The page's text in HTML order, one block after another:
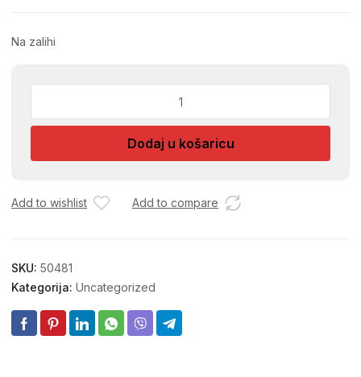
Na zalihi
RUCNE
2980
količina
Dodaj u košaricu
Add to wishlist Add to compare
SKU: 50481
Kategorija: Uncategorized